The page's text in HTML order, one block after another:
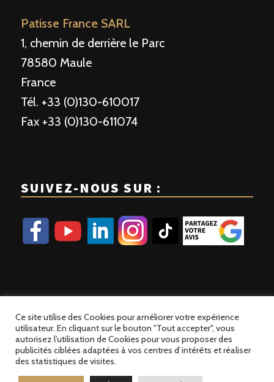
Patisse France SARL
1, chemin de derrière le Parc
78580 Maule
France
Tél. +33 (0)130-610017
Fax +33 (0)130-611074
SUIVEZ-NOUS SUR :
© 2023 Patisse France | Site développé parAlez PC
Ce site utilise des Cookies pour améliorer votre expérience
utilisateur. En cliquant sur le bouton "Tout accepter", vous
autorisez l’utilisation de Cookies pour vous proposer des
publicités ciblées adaptées à vos centres d’intérêts et réaliser
des statistiques de visites.